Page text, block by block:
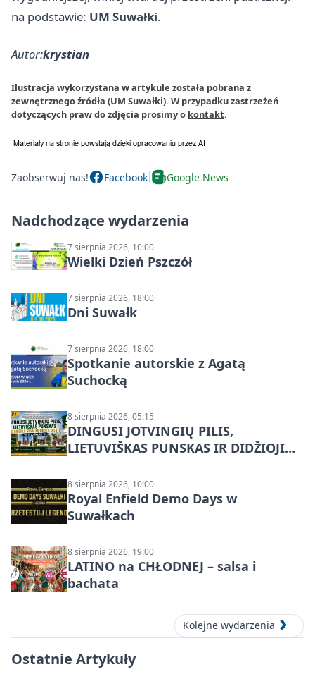
na podstawie: UM Suwałki.
Autor:krystian
Ilustracja wykorzystana w artykule została pobrana z
zewnętrznego źródła (UM Suwałki). W przypadku zastrzeżeń
dotyczących praw do zdjęcia prosimy o kontakt.
Zaobserwuj nas! Facebook Google News
Nadchodzące wydarzenia
7 sierpnia 2026, 10:00
Wielki Dzień Pszczół
7 sierpnia 2026, 18:00
Dni Suwałk
7 sierpnia 2026, 18:00
Spotkanie autorskie z Agatą
Suchocką
8 sierpnia 2026, 05:15
DINGUSI JOTVINGIŲ PILIS,
LIETUVIŠKAS PUNSKAS IR DIDŽIOJI
DZŪKIJOS – jednodienė kelionė
8 sierpnia 2026, 10:00
Royal Enfield Demo Days w
Suwałkach
8 sierpnia 2026, 19:00
LATINO na CHŁODNEJ – salsa i
bachata
Kolejne wydarzenia
Ostatnie Artykuły